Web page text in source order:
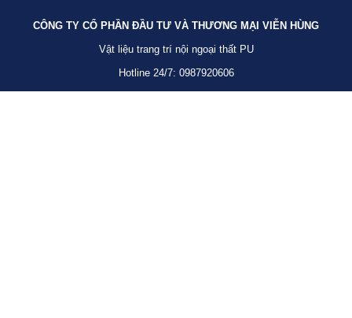
CÔNG TY CỔ PHẦN ĐẦU TƯ VÀ THƯƠNG MẠI VIỄN HÙNG
Vật liệu trang trí nội ngoại thất PU
Hotline 24/7: 0987920606